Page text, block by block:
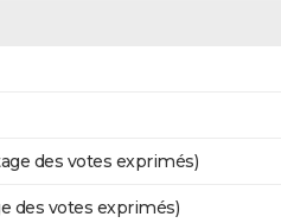
des votes exprimés)
des votes exprimés)